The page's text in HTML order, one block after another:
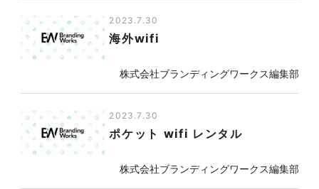
2023.7.30
海外wifi
株式会社ブランディングワークス編集部
2023.7.30
ポケット wifi レンタル
株式会社ブランディングワークス編集部